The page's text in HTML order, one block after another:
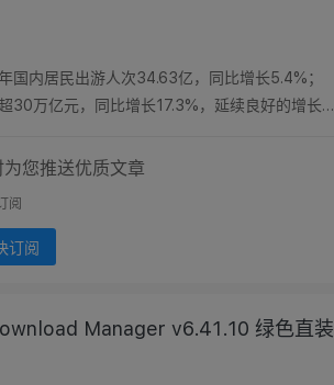
内居民出游人次34.63亿，同比增长5.4%；
30万亿元，同比增长17.3%，延续良好的增长
您推送优质文章
阅
Manager v6.41.10 绿色直装